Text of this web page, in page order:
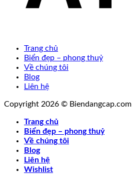
Trang chủ
Biển đẹp – phong thuỷ
Về chúng tôi
Blog
Liên hệ
Copyright 2026 © Biendangcap.com
Trang chủ
Biển đẹp – phong thuỷ
Về chúng tôi
Blog
Liên hệ
Wishlist